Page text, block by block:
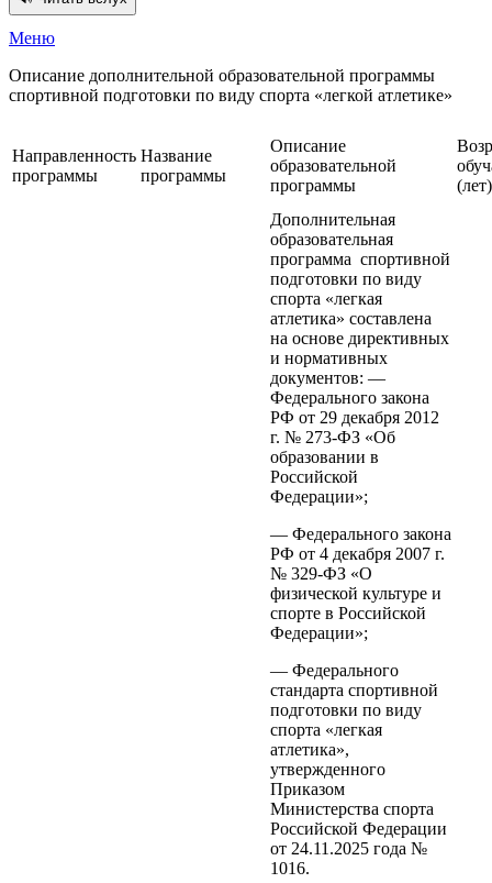
Меню
Описание дополнительной образовательной программы
спортивной подготовки по виду спорта «легкой атлетике»
Направленность
программы
Название
программы
Описание
образовательной
программы
(лет)
Дополнительная
образовательная
программа спортивной
подготовки по виду
спорта «легкая
атлетика» составлена
на основе директивных
и нормативных
документов: —
Федерального закона
РФ от 29 декабря 2012
г. № 273-ФЗ «Об
образовании в
Российской
Федерации»;
— Федерального закона
РФ от 4 декабря 2007 г.
№ 329-ФЗ «О
физической культуре и
спорте в Российской
Федерации»;
— Федерального
стандарта спортивной
подготовки по виду
спорта «легкая
атлетика»,
утвержденного
Приказом
Министерства спорта
Российской Федерации
от 24.11.2025 года №
1016.